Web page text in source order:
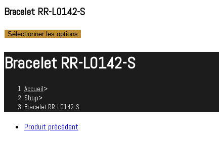
Bracelet RR-L0142-S
Sélectionner les options
Bracelet RR-L0142-S
Accueil>
Shop>
Bracelet RR-L0142-S
Produit précédent